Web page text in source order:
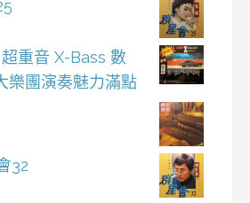
重音 X-Bass 數
樂團演奏魅力滿點
32